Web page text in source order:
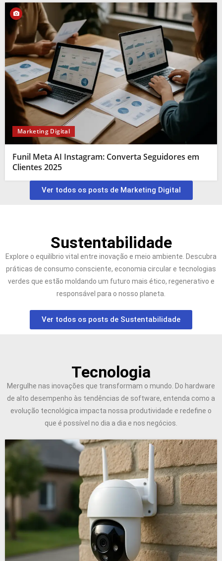
Marketing Digital
Funil Meta AI Instagram: Converta Seguidores em
Clientes 2025
Ver todos os posts de Marketing Digital
Sustentabilidade
Explore o equilíbrio vital entre inovação e meio ambiente. Descubra
práticas de consumo consciente, economia circular e tecnologias
verdes que estão moldando um futuro mais ético, regenerativo e
responsável para o nosso planeta.
Ver todos os posts de Sustentabilidade
Tecnologia
Mergulhe nas inovações que transformam o mundo. Do hardware
de alto desempenho às tendências de software, entenda como a
evolução tecnológica impacta nossa produtividade e redefine o
que é possível no dia a dia e nos negócios.